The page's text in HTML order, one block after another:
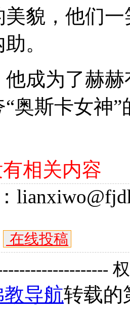
貌，他们
。
为了赫赫
奥斯卡女神
相关内容
在线投稿
教导航转载的